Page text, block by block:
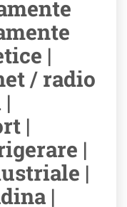
|
/ radio
|
|
|
|